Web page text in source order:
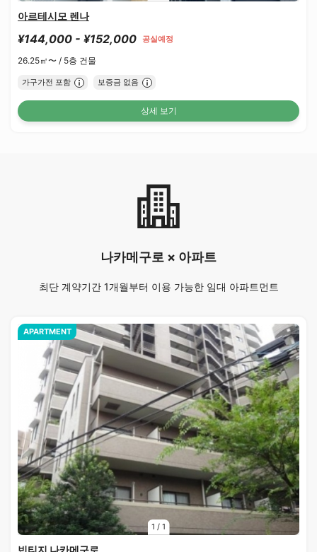
아르테시모 렌나
¥144,000 - ¥152,000 공실예정
26.25㎡〜 / 5층 건물
가구가전 포함 보증금 없음
상세 보기
나카메구로 × 아파트
최단 계약기간 1개월부터 이용 가능한 임대 아파트먼트
1 / 1
APARTMENT
빈티지 나카메구로